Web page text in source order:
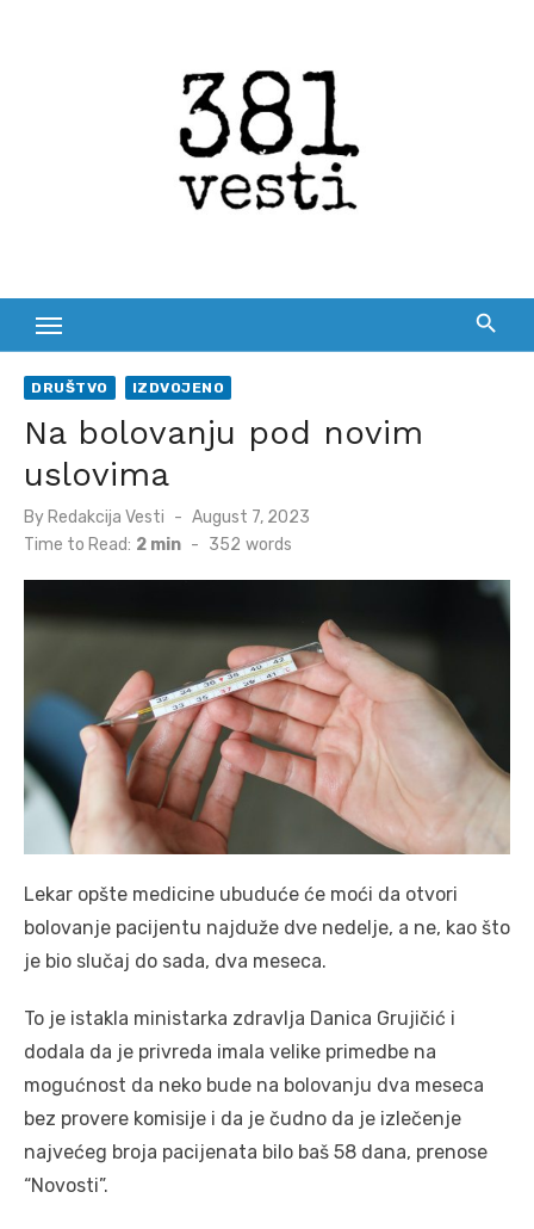
DRUŠTVO IZDVOJENO
Na bolovanju pod novim
uslovima
By Redakcija Vesti
Posted
August 7, 2023
Time to Read: 2 min - 352 words
Lekar opšte medicine ubuduće će moći da otvori
bolovanje pacijentu najduže dve nedelje, a ne, kao što
je bio slučaj do sada, dva meseca.
To je istakla ministarka zdravlja Danica Grujičić i
dodala da je privreda imala velike primedbe na
mogućnost da neko bude na bolovanju dva meseca
bez provere komisije i da je čudno da je izlečenje
najvećeg broja pacijenata bilo baš 58 dana, prenose
“Novosti”.